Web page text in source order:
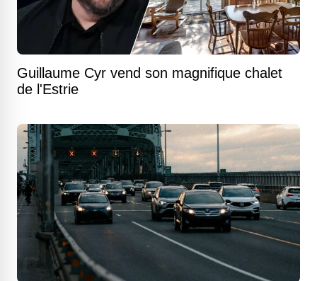
Guillaume Cyr vend son magnifique chalet
de l'Estrie